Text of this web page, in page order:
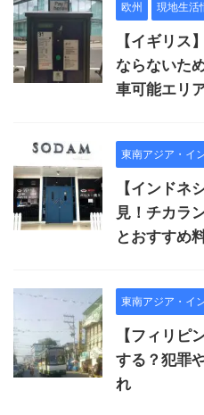
欧州 現地生活
【イギリス
ならないた
車可能エリ
東南アジア・イ
【インドネ
見！チカラ
とおすすめ
東南アジア・イ
【フィリピ
する？犯罪
れ